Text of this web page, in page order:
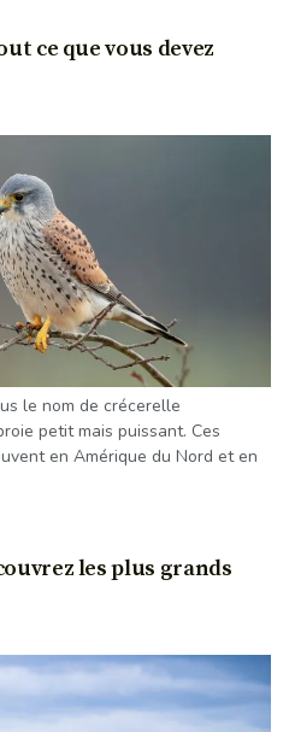
élevé. Qu'est-ce ...
ce que vous devez
le nom de crécerelle
petit mais puissant. Ces
en Amérique du Nord et en
à la Terre de Feu. Avec une
et un poids d'un peu plus de cinq
les plus grands